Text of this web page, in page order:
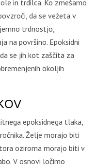
in trdilca. Ko zmešamo
da se vežeta v
trdnostjo,
na površino. Epoksidni
se jih kot zaščita za
okoljih
epoksidnega tlaka,
Želje morajo biti
oziroma morajo biti v
V osnovi ločimo